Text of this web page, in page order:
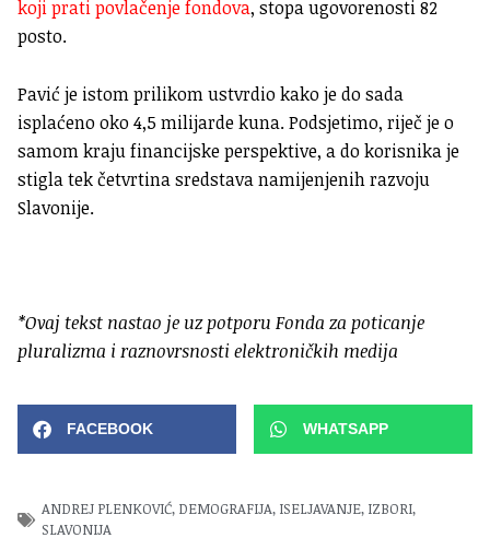
koji prati povlačenje fondova, stopa ugovorenosti 82
posto.
Pavić je istom prilikom ustvrdio kako je do sada
isplaćeno oko 4,5 milijarde kuna. Podsjetimo, riječ je o
samom kraju financijske perspektive, a do korisnika je
stigla tek četvrtina sredstava namijenjenih razvoju
Slavonije.
*Ovaj tekst nastao je uz potporu Fonda za poticanje
pluralizma i raznovrsnosti elektroničkih medija
FACEBOOK WHATSAPP
ANDREJ PLENKOVIĆ, DEMOGRAFIJA, ISELJAVANJE, IZBORI,
SLAVONIJA